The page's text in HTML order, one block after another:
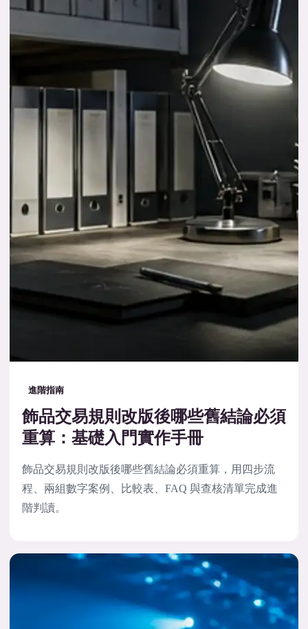
進階指南
飾品交易規則改版後哪些舊結論必須
重算：基礎入門實作手冊
飾品交易規則改版後哪些舊結論必須重算，用四步流
程、兩組數字案例、比較表、FAQ 與查核清單完成進
階判讀。